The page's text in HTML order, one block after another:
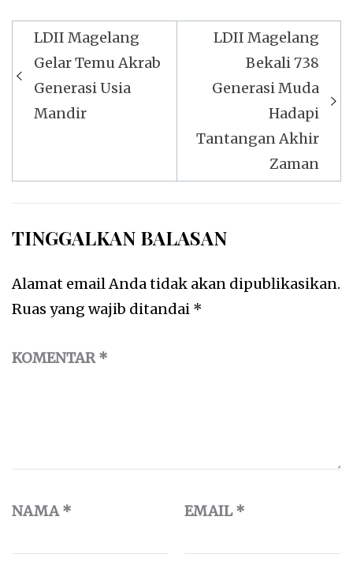
Navigasi
pos
LDII Magelang
Gelar Temu Akrab
Generasi Usia
Mandir
LDII Magelang
Bekali 738
Generasi Muda
Hadapi
Tantangan Akhir
Zaman
TINGGALKAN BALASAN
Alamat email Anda tidak akan dipublikasikan.
Ruas yang wajib ditandai *
KOMENTAR*
NAMA* EMAIL*